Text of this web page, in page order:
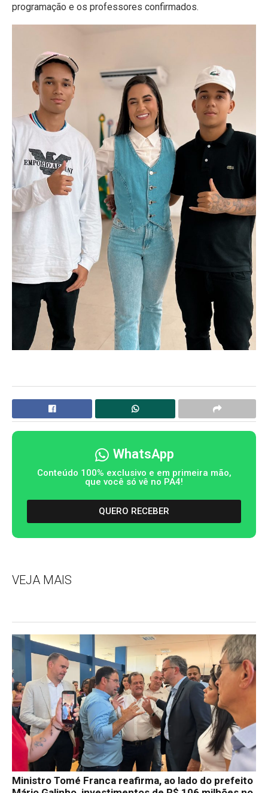
programação e os professores confirmados.
WhatsApp
Conteúdo 100% exclusivo e em primeira mão,
que você só vê no PA4!
QUERO RECEBER
VEJA MAIS
Ministro Tomé Franca reafirma, ao lado do prefeito